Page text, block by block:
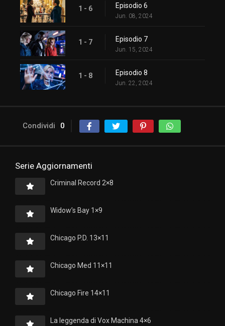
1 - 6 Episodio 6
Jun. 08, 2024
1 - 7 Episodio 7
Jun. 15, 2024
1 - 8 Episodio 8
Jun. 22, 2024
Condividi 0
Serie Aggiornamenti
Criminal Record 2×8
Widow’s Bay 1×9
Chicago P.D. 13×11
Chicago Med 11×11
Chicago Fire 14×11
La leggenda di Vox Machina 4×6